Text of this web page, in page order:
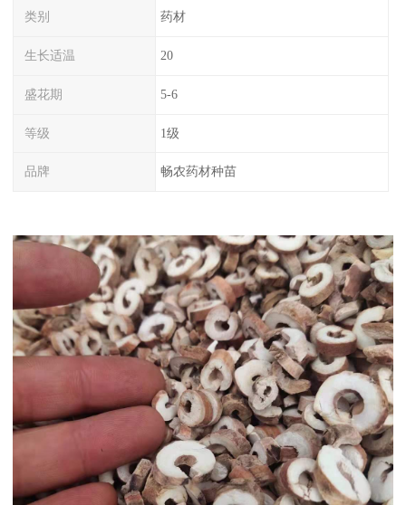
类别 药材
生长适温 20
盛花期 5-6
等级 1级
品牌 畅农药材种苗